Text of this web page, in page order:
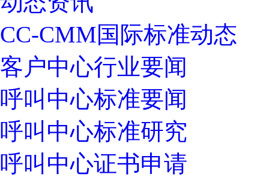
CC-CMM国际标准动态
客户中心行业要闻
呼叫中心标准要闻
呼叫中心标准研究
呼叫中心证书申请